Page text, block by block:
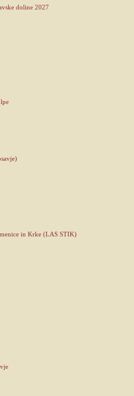
doline 2027
in Krke (LAS STIK)